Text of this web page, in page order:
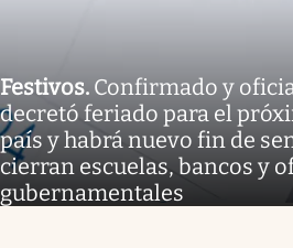
Festivos. Confirmado y
decretó feriado para el
país y habrá nuevo fin de
cierran escuelas, bancos y
gubernamentales